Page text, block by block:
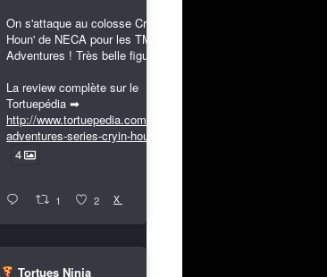
On s'attaque au colosse Cryin'
Houn' de NECA pour les TMNT
Adventures ! Très belle figurine !
La review complète sur le
Tortuepédia ➡
http://www.tortuepedia.com/tmnt-
adventures-series-cryin-houn...
4
1 2 X
Tortues Ninja